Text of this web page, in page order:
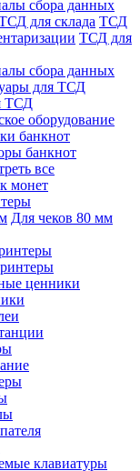
сбора данных
для склада ТСД
ТСД для
сбора данных
для ТСД
ТСД
оборудование
банкнот
банкнот
все
монет
Для чеков 80 мм
ценники
клавиатуры